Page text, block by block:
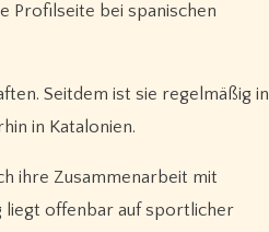
Profilseite bei spanischen
Seitdem ist sie regelmäßig in
in Katalonien.
ihre Zusammenarbeit mit
liegt offenbar auf sportlicher